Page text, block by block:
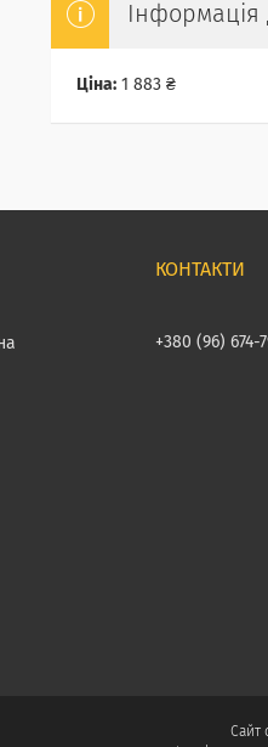
Ціна: 1 883 ₴
+380 (96) 674-
Сайт